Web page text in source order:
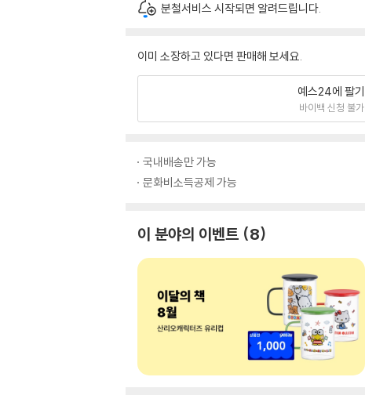
분철서비스 시작되면 알려드립니다.
이미 소장하고 있다면 판매해 보세요.
예스24에 팔기
바이백 신청 불가
국내배송만 가능
문화비소득공제 가능
이 분야의 이벤트 8